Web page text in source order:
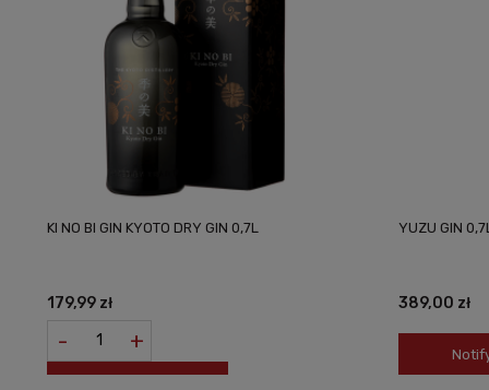
KI NO BI GIN KYOTO DRY GIN 0,7L
179,99 zł
- +
YUZU GIN
389,00 zł